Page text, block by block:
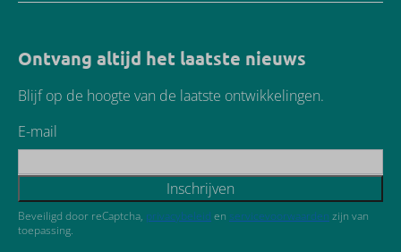
Ontvang altijd het laatste nieuws
Blijf op de hoogte van de laatste ontwikkelingen.
E-mail
Inschrijven
Beveiligd door reCaptcha, privacybeleid en servicevoorwaarden zijn van
toepassing.